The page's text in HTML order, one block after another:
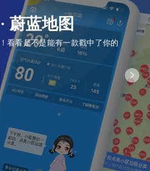
蔚蓝地图
看看是不是能有一款戳中了你的